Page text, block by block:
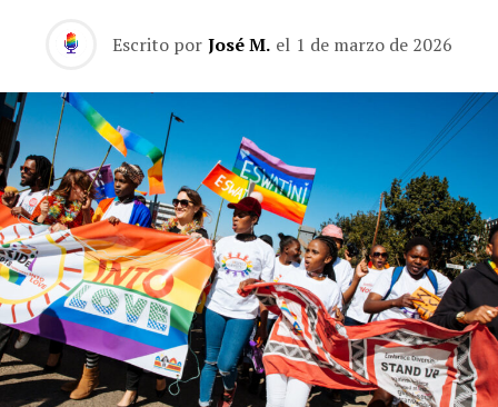
Escrito por José M. el 1 de marzo de 2026